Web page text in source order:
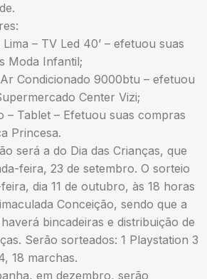
– TV Led 40’ – efetuou suas
Moda Infantil;
Condicionado 9000btu – efetuou
Center Vizi;
– Tablet – Efetuou suas compras
Princesa.
será a do Dia das Crianças, que
feira, 23 de setembro. O sorteio
dia 11 de outubro, às 18 horas
Conceição, sendo que a
bincadeiras e distribuição de
Serão sorteados: 1 Playstation 3
18 marchas.
em dezembro, serão